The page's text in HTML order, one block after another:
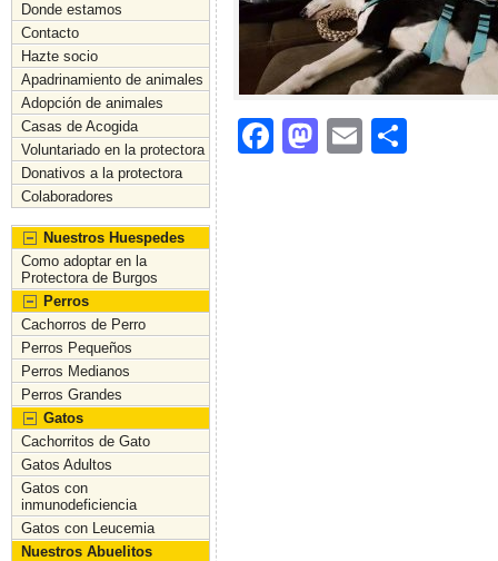
Donde estamos
Contacto
Hazte socio
Apadrinamiento de animales
Adopción de animales
Casas de Acogida
Voluntariado en la protectora
Donativos a la protectora
Colaboradores
Nuestros Huespedes
Como adoptar en la
Protectora de Burgos
Perros
Cachorros de Perro
Perros Pequeños
Perros Medianos
Perros Grandes
Gatos
Cachorritos de Gato
Gatos Adultos
Gatos con
inmunodeficiencia
Gatos con Leucemia
Nuestros Abuelitos
F
M
E